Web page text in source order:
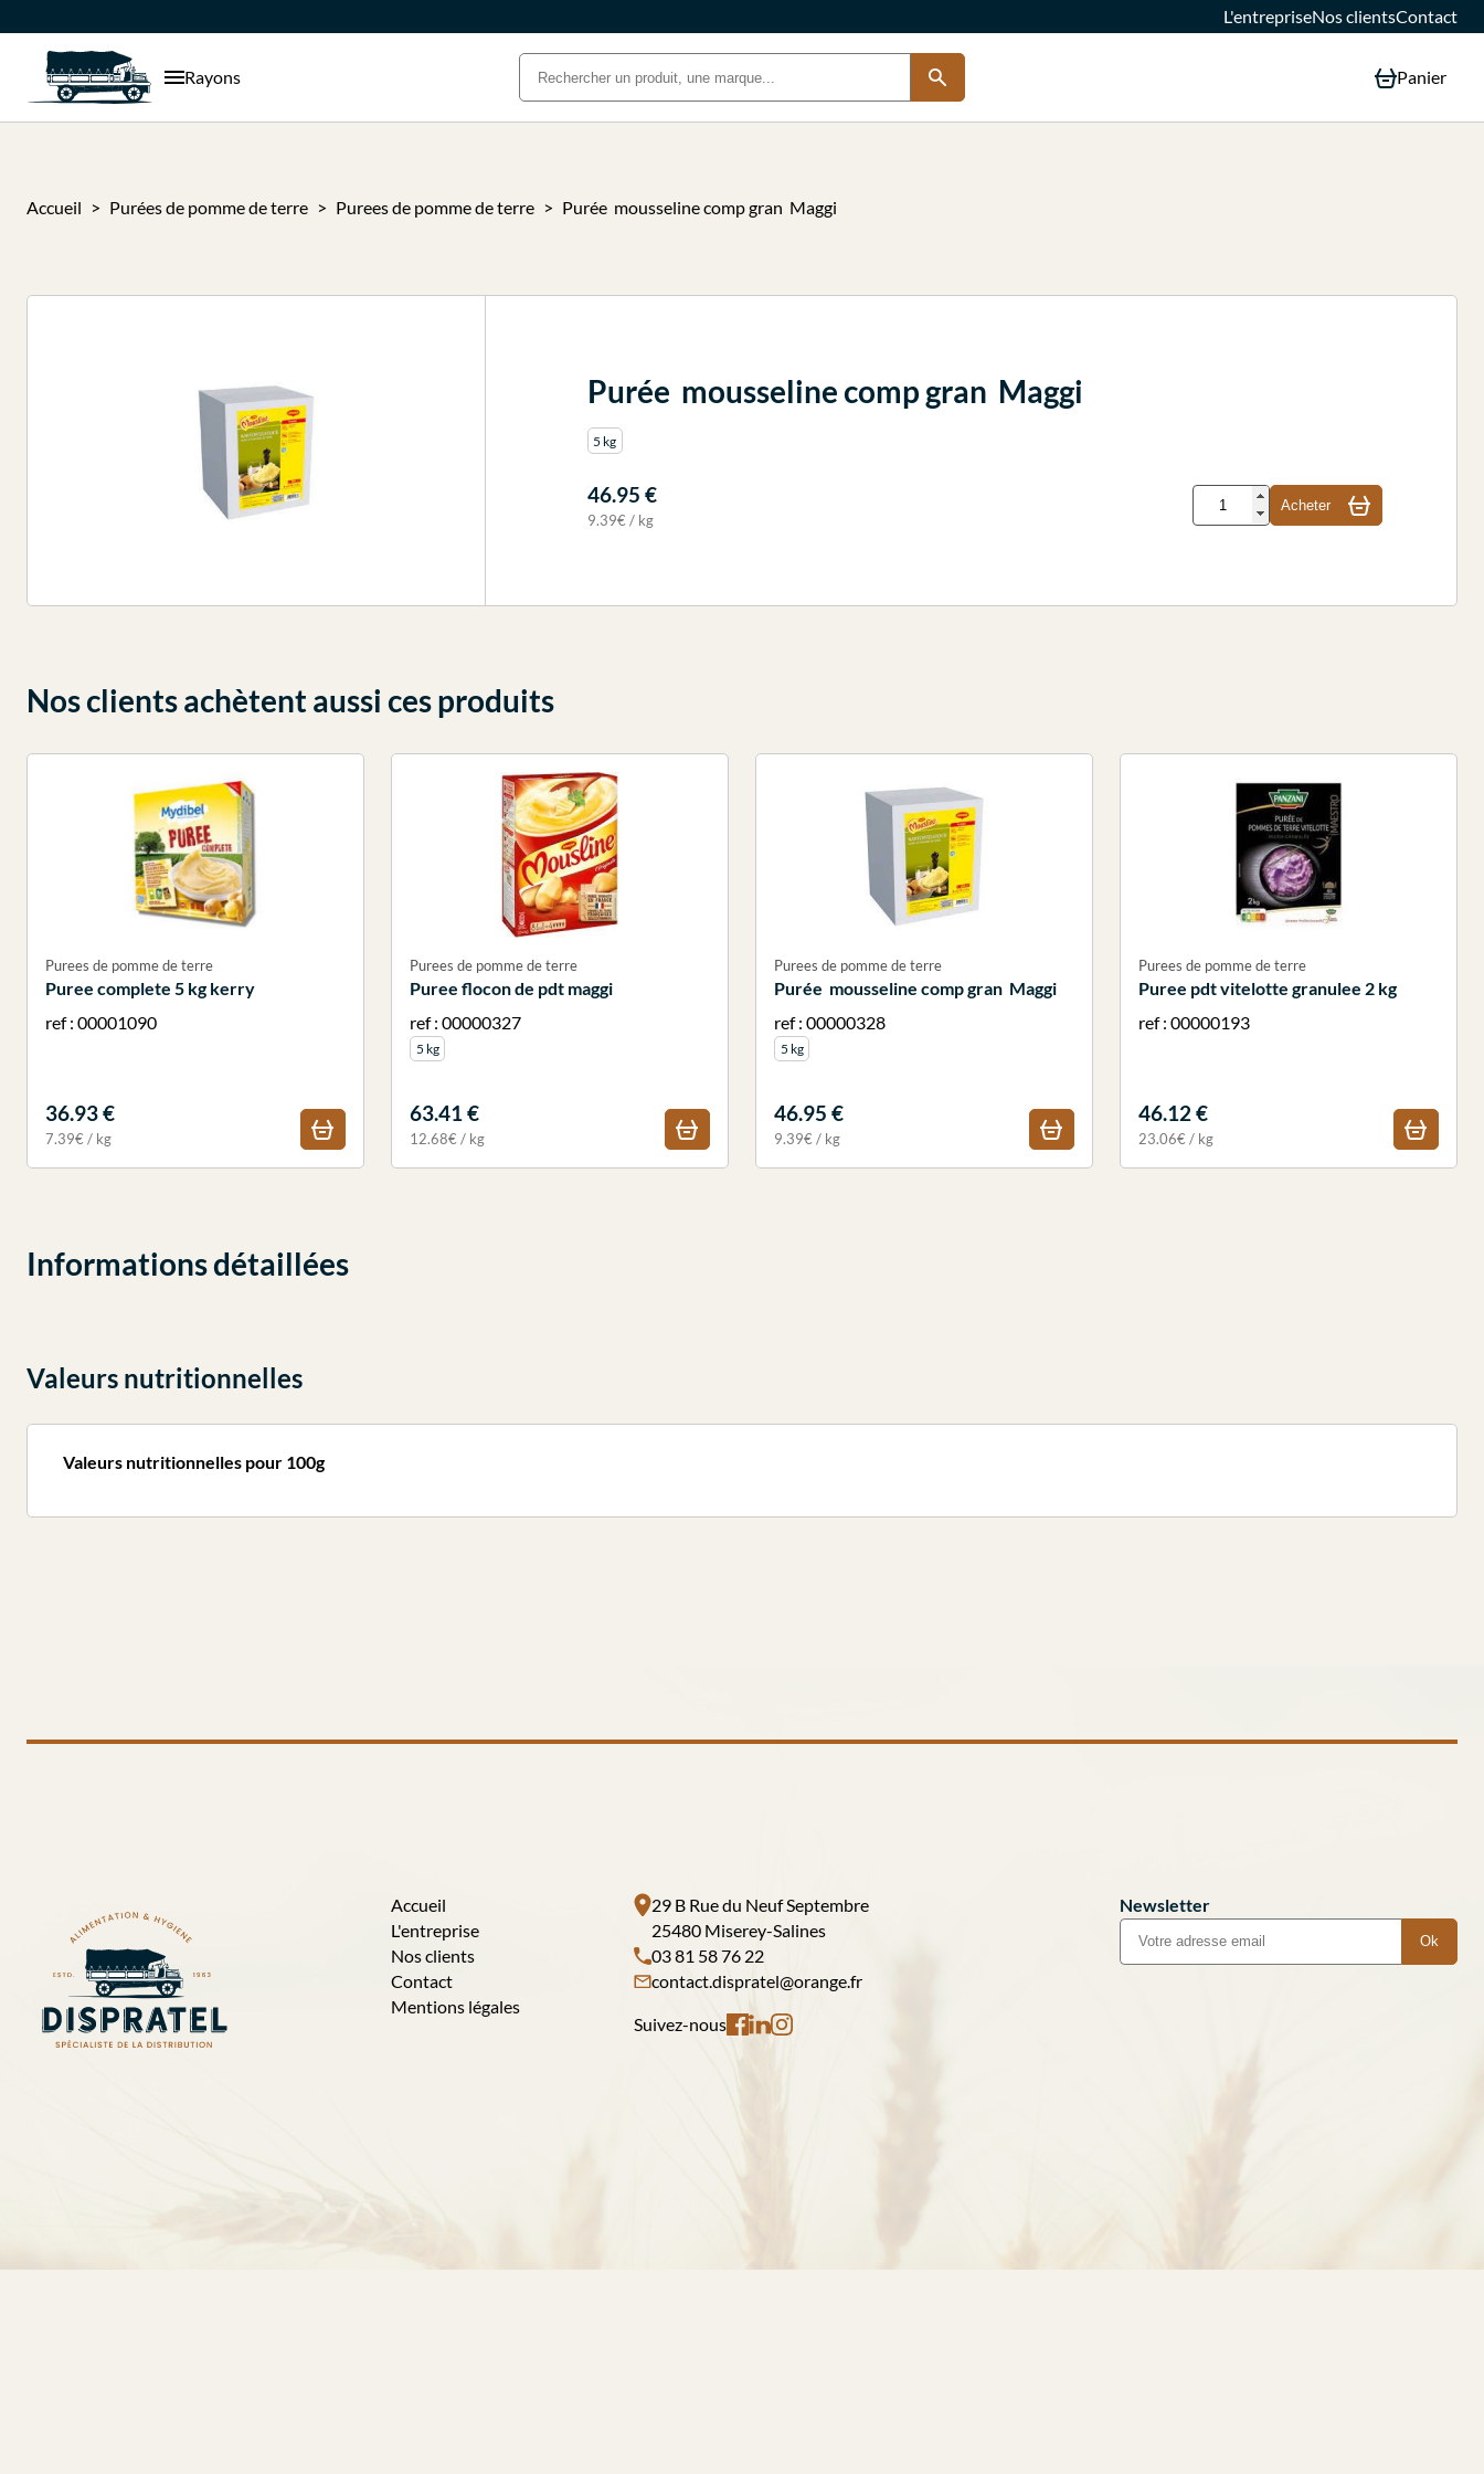
L'entrepriseNos clientsContact
Rayons Panier
Accueil Purées de pomme de terre Purees de pomme de terre Purée mousseline comp gran Maggi
Purée mousseline comp gran Maggi
5 kg
46.95 €
9.39€ / kg
Acheter
Nos clients achètent aussi ces produits
Purees de pomme de terre
Puree complete 5 kg kerry
ref : 00001090
36.93 €
7.39€ / kg
Purees de pomme de terre
Puree flocon de pdt maggi
ref : 00000327
5 kg
63.41 €
12.68€ / kg
Purees de pomme de terre
Purée mousseline comp gran Maggi
ref : 00000328
5 kg
46.95 €
9.39€ / kg
Purees de pomme de terre
Puree pdt vitelotte granulee 2 kg
ref : 00000193
46.12 €
23.06€ / kg
Informations détaillées
Valeurs nutritionnelles
Valeurs nutritionnelles pour 100g
Accueil
L'entreprise
Nos clients
Contact
Mentions légales
29 B Rue du Neuf Septembre
25480 Miserey-Salines
03 81 58 76 22
contact.dispratel@orange.fr
Suivez-nous
Newsletter
Ok